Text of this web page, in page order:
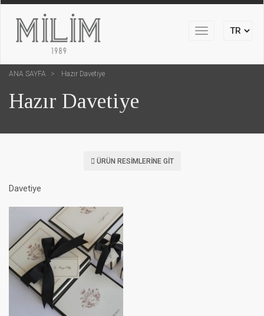
Toggle
ANA SAYFA Hazır Davetiye
Hazır Davetiye
ÜRÜN RESIMLERINE GIT
Davetiye